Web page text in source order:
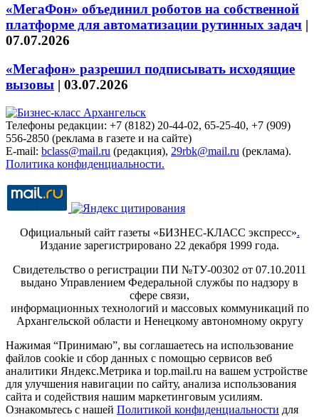
«МегаФон» объединил роботов на собственной
платформе для автоматизации рутинных задач |
07.07.2026
«Мегафон» разрешил подписывать исходящие
вызовы | 03.07.2026
Телефоны редакции: +7 (8182) 20-44-02, 65-25-40, +7 (909)
556-2850 (реклама в газете и на сайте)
E-mail: bclass@mail.ru (редакция), 29rbk@mail.ru (реклама).
Политика конфиденциальности.
Официальный сайт газеты «БИЗНЕС-КЛАСС экспресс».
Издание зарегистрировано 22 декабря 1999 года.
Свидетельство о регистрации ПИ №ТУ-00302 от 07.10.2011
выдано Управлением Федеральной службы по надзору в
сфере связи,
информационных технологий и массовых коммуникаций по
Архангельской области и Ненецкому автономному округу
Нажимая “Принимаю”, вы соглашаетесь на использование
файлов cookie и сбор данных с помощью сервисов веб
аналитики Яндекс.Метрика и top.mail.ru на вашем устройстве
для улучшения навигации по сайту, анализа использования
сайта и содействия нашим маркетинговым усилиям.
Ознакомьтесь с нашей Политикой конфиденциальности для